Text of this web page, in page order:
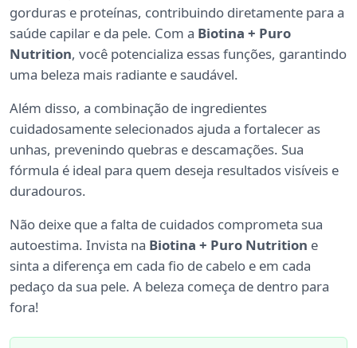
gorduras e proteínas, contribuindo diretamente para a
saúde capilar e da pele. Com a Biotina + Puro
Nutrition, você potencializa essas funções, garantindo
uma beleza mais radiante e saudável.
Além disso, a combinação de ingredientes
cuidadosamente selecionados ajuda a fortalecer as
unhas, prevenindo quebras e descamações. Sua
fórmula é ideal para quem deseja resultados visíveis e
duradouros.
Não deixe que a falta de cuidados comprometa sua
autoestima. Invista na Biotina + Puro Nutrition e
sinta a diferença em cada fio de cabelo e em cada
pedaço da sua pele. A beleza começa de dentro para
fora!